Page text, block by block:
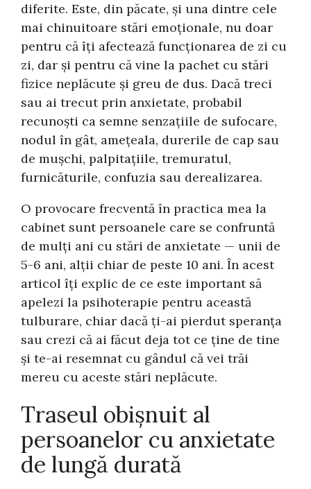
diferite. Este, din păcate, și una dintre cele
mai chinuitoare stări emoționale, nu doar
pentru că îți afectează funcționarea de zi cu
zi, dar și pentru că vine la pachet cu stări
fizice neplăcute și greu de dus. Dacă treci
sau ai trecut prin anxietate, probabil
recunoști ca semne senzațiile de sufocare,
nodul în gât, amețeala, durerile de cap sau
de mușchi, palpitațiile, tremuratul,
furnicăturile, confuzia sau derealizarea.
O provocare frecventă în practica mea la
cabinet sunt persoanele care se confruntă
de mulți ani cu stări de anxietate — unii de
5-6 ani, alții chiar de peste 10 ani. În acest
articol îți explic de ce este important să
apelezi la psihoterapie pentru această
tulburare, chiar dacă ți-ai pierdut speranța
sau crezi că ai făcut deja tot ce ține de tine
și te-ai resemnat cu gândul că vei trăi
mereu cu aceste stări neplăcute.
Traseul obișnuit al
persoanelor cu anxietate
de lungă durată